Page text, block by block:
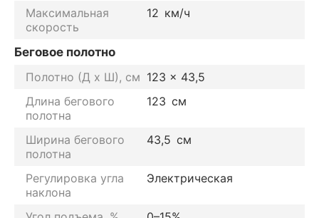
Максимальная
скорость
12 км/ч
Беговое полотно
Полотно (Д х Ш), см 123 × 43,5
Длина бегового
полотна
123 см
Ширина бегового
полотна
43,5 см
Регулировка угла
наклона
Электрическая